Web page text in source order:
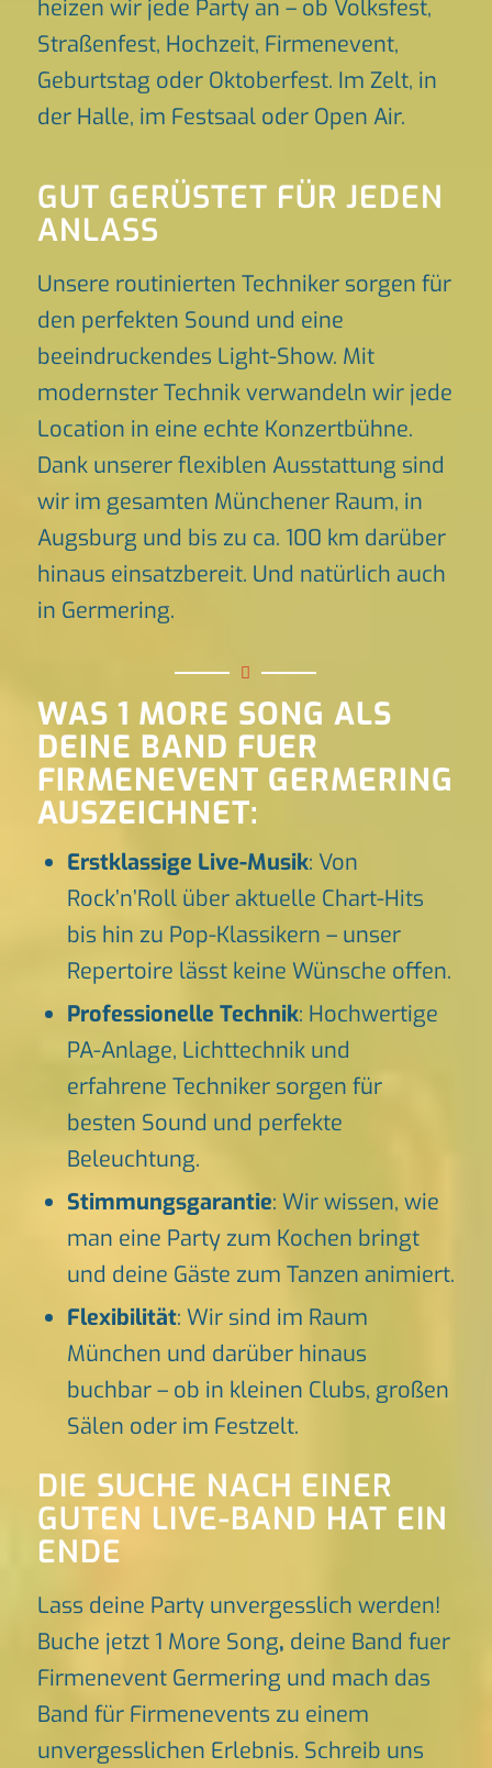
heizen wir jede Party an – ob Volksfest,
Straßenfest, Hochzeit, Firmenevent,
Geburtstag oder Oktoberfest. Im Zelt, in
der Halle, im Festsaal oder Open Air.
GUT GERÜSTET FÜR JEDEN
ANLASS
Unsere routinierten Techniker sorgen für
den perfekten Sound und eine
beeindruckendes Light-Show. Mit
modernster Technik verwandeln wir jede
Location in eine echte Konzertbühne.
Dank unserer flexiblen Ausstattung sind
wir im gesamten Münchener Raum, in
Augsburg und bis zu ca. 100 km darüber
hinaus einsatzbereit. Und natürlich auch
in Germering.
WAS 1 MORE SONG ALS
DEINE BAND FUER
FIRMENEVENT GERMERING
AUSZEICHNET:
Erstklassige Live-Musik: Von
Rock’n’Roll über aktuelle Chart-Hits
bis hin zu Pop-Klassikern – unser
Repertoire lässt keine Wünsche offen.
Professionelle Technik: Hochwertige
PA-Anlage, Lichttechnik und
erfahrene Techniker sorgen für
besten Sound und perfekte
Beleuchtung.
Stimmungsgarantie: Wir wissen, wie
man eine Party zum Kochen bringt
und deine Gäste zum Tanzen animiert.
Flexibilität: Wir sind im Raum
München und darüber hinaus
buchbar – ob in kleinen Clubs, großen
Sälen oder im Festzelt.
DIE SUCHE NACH EINER
GUTEN LIVE-BAND HAT EIN
ENDE
Lass deine Party unvergesslich werden!
Buche jetzt 1 More Song, deine Band fuer
Firmenevent Germering und mach das
Band für Firmenevents zu einem
unvergesslichen Erlebnis. Schreib uns